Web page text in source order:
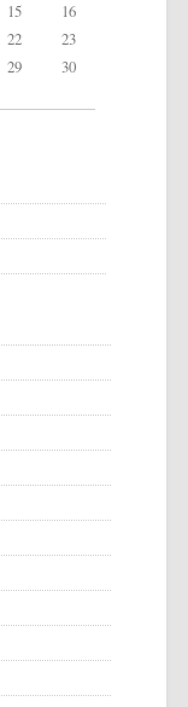
15
16
22
23
29
30